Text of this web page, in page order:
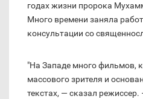
годах жизни пророка
Много времени заняла
консультации со
"На Западе много фильмов,
массового зрителя и
текстах, — сказал